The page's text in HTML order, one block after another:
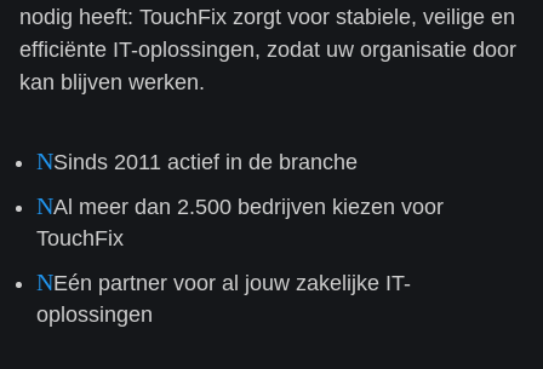
nodig heeft: TouchFix zorgt voor stabiele, veilige en
efficiënte IT-oplossingen, zodat uw organisatie door
kan blijven werken.
NSinds 2011 actief in de branche
NAl meer dan 2.500 bedrijven kiezen voor
TouchFix
NEén partner voor al jouw zakelijke IT-
oplossingen